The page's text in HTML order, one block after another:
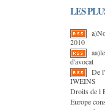
LES
2010
d'avocat
De
IWEINS
Droits de l
Europe